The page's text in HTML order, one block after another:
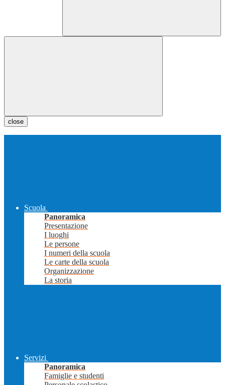
close
Scuola
Panoramica
Presentazione
I luoghi
Le persone
I numeri della scuola
Le carte della scuola
Organizzazione
La storia
Servizi
Panoramica
Famiglie e studenti